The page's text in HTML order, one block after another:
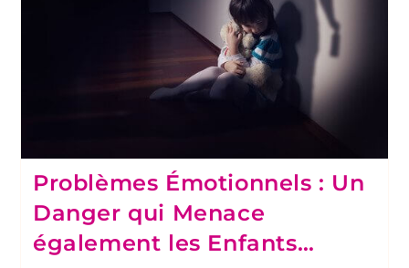
Problèmes Émotionnels : Un
Danger qui Menace
également les Enfants…